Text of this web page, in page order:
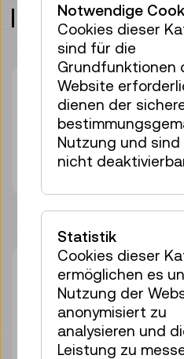
Treffpunkt:
Dauer:45min
Gruppengröße: 25
Erwachsene € 5,50
Unter 19 Jahren€ 5,50
Mi 12.08. 14:00–14:45
Führung
23 Plätze frei
€ 5,50
Notwendige
Cookies dieser
sind für die
Grundfunktionen
Website
dienen der
Nutzung und sind
nicht
Statistik
Cookies dieser
ermöglichen es
Nutzung der
anonymisiert zu
analysieren und
Leistung zu